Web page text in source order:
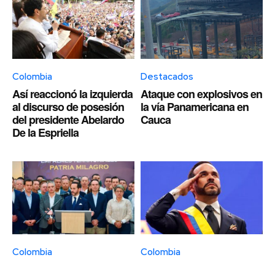
Colombia
Así reaccionó la izquierda
al discurso de posesión
del presidente Abelardo
De la Espriella
Destacados
Ataque con explosivos en
la vía Panamericana en
Cauca
Colombia Colombia